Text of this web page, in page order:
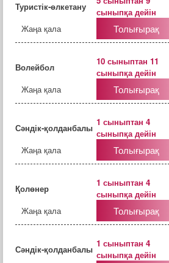
Туристік-өлкетану
сыныпқа дейін
Жаңа қала
Толығырақ
Волейбол
10 сыныптан 11
сыныпқа дейін
Жаңа қала
Толығырақ
Сәндік-қолданбалы 1 сыныптан 4
сыныпқа дейін
Жаңа қала
Толығырақ
Қолөнер
1 сыныптан 4
сыныпқа дейін
Жаңа қала
Толығырақ
Сәндік-қолданбалы 1 сыныптан 4
сыныпқа дейін